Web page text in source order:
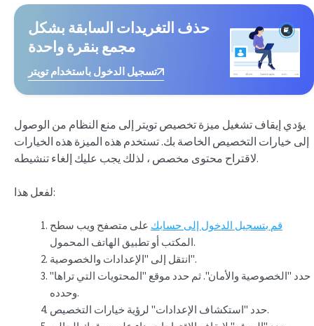
حذف التغريدات السابقة بشكل
مجمع بنقرة واحدة
تسجيل الدخول باستخدام تويتر
يؤدي إيقاف تشغيل ميزة تخصيص تويتر إلى منع النظام من الوصول
إلى خيارات التخصيص الخاصة بك. تستخدم هذه الميزة هذه الخيارات
لاقتراح محتوى مخصص ، لذلك يجب عليك إلغاء تنشيطه.
لفعل هذا:
قم بتسجيل الدخول إلى حسابك على متصفح ويب سطح
المكتب أو تطبيق الهاتف المحمول.
انتقل إلى "الإعدادات والخصوصية".
حدد "الخصوصية والأمان". ثم حدد موقع "المحتويات التي تراها"
وحدده.
حدد "استكشاف الإعدادات" لرؤية خيارات التخصيص.